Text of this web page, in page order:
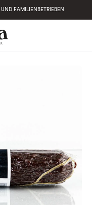
FAMILIENBETRIEBEN